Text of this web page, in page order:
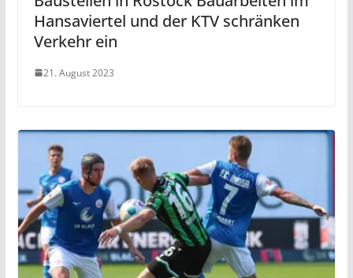
Hansaviertel und der KTV schränken
Verkehr ein
21. August 2023